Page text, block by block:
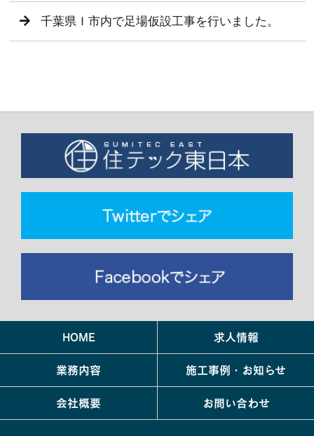
千葉県Ｉ市内で足場仮設工事を行いました。
HOME 求人情報
業務内容 施工事例・お知らせ
会社概要 お問い合わせ